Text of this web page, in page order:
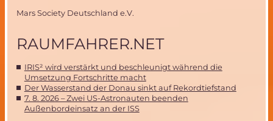
Mars Society Deutschland e.V.
RAUMFAHRER.NET
IRIS² wird verstärkt und beschleunigt während die
Umsetzung Fortschritte macht
Der Wasserstand der Donau sinkt auf Rekordtiefstand
7. 8. 2026 – Zwei US-Astronauten beenden
Außenbordeinsatz an der ISS